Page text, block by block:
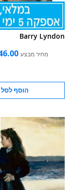
Barry Lyndon
מחיר מבצע
הוסף לסל